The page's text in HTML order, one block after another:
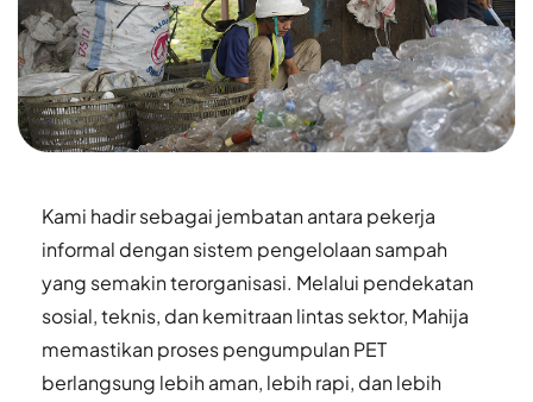
Kami hadir sebagai jembatan antara pekerja
informal dengan sistem pengelolaan sampah
yang semakin terorganisasi. Melalui pendekatan
sosial, teknis, dan kemitraan lintas sektor, Mahija
memastikan proses pengumpulan PET
berlangsung lebih aman, lebih rapi, dan lebih